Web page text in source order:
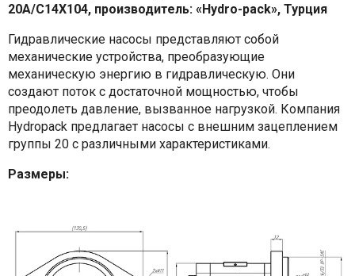
20A/C14X104, производитель: «Hydro-pack», Турция
Гидравлические насосы представляют собой
механические устройства, преобразующие
механическую энергию в гидравлическую. Они
создают поток с достаточной мощностью, чтобы
преодолеть давление, вызванное нагрузкой. Компания
Hydropack предлагает насосы с внешним зацеплением
группы 20 с различными характеристиками.
Размеры: